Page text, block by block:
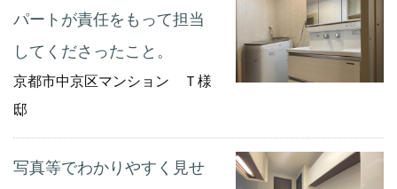
パートが責任をもって担当
してくださったこと。
京都市中京区マンション Ｔ様
邸
写真等でわかりやすく見せ